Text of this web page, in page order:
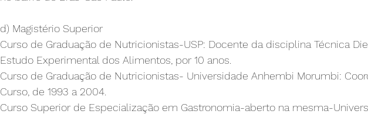
d) Magistério Superior
Curso de Graduação de Nutricionistas-USP: Docente da disciplina Técnica
Estudo Experimental dos Alimentos, por 10 anos.
Curso de Graduação de Nutricionistas- Universidade Anhembi Morumbi:
Curso, de 1993 a 2004.
Curso Superior de Especialização em Gastronomia-aberto na mesma-